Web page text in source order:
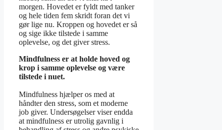
morgen. Hovedet er fyldt med tanker
og hele tiden fem skridt foran det vi
gør lige nu. Kroppen og hovedet er så
og sige ikke tilstede i samme
oplevelse, og det giver stress.
Mindfulness er at holde hoved og
krop i samme oplevelse og være
tilstede i nuet.
Mindfulness hjælper os med at
håndter den stress, som et moderne
job giver. Undersøgelser viser endda
at mindfulness er utrolig gavnlig i